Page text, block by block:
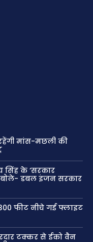
रहेंगी मांस-मछली की
सिंह के ‘सरकार
बोले- डबल इंजन सरकार
फीट नीचे गई फ्लाइट
टक्कर से ईको वैन